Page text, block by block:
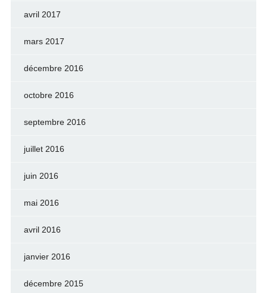
avril 2017
mars 2017
décembre 2016
octobre 2016
septembre 2016
juillet 2016
juin 2016
mai 2016
avril 2016
janvier 2016
décembre 2015